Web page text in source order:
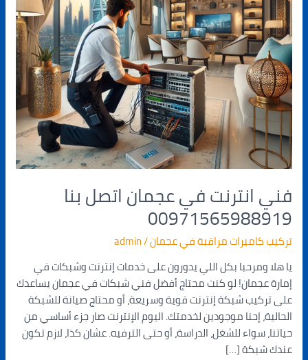
فني انترنت في عجمان اتصل بنا
00971565988919
تركيب كاميرات مراقبة في عجمان/
admin
يا هلا ومرحبا بكل اللي يدورون على خدمات إنترنت وشبكات في
إمارة عجمان! لو كنت محتاج أفضل فني شبكات في عجمان يساعدك
على تركيب شبكة إنترنت قوية وسريعة، أو محتاج صيانة للشبكة
الحالية، إحنا موجودين لخدمتك. اليوم الإنترنت صار جزء أساسي من
حياتنا، سواء للشغل، الدراسة، أو حتى الترفيه. عشان كذا، لازم تكون
عندك شبكة […]